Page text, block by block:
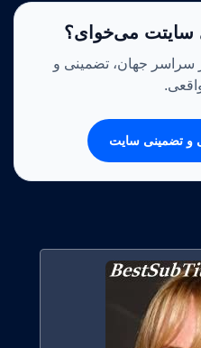
سایتت می‌خوای؟
سراسر جهان، تضمینی و
و تضمینی سایت